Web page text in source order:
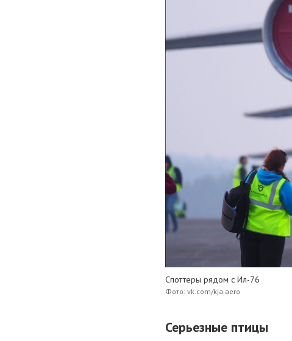
Споттеры рядом с Ил-76
Фото: vk.com/kja.aero
Серьезные птицы